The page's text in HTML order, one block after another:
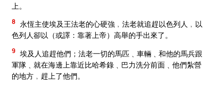
上。
8
永恆主使埃及王法老的心硬強﹐法老就追趕以色列人﹐以
色列人卻以（或譯：靠著上帝）高舉的手出來了。
9 埃及人追趕他們；法老一切的馬匹﹑車輛﹑和他的馬兵跟
軍隊﹑就在海邊上靠近比哈希錄﹑巴力洗分前面﹑他們紮營
的地方﹐趕上了他們。